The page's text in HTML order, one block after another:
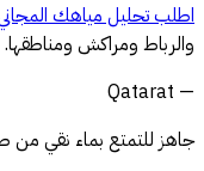
اطلب تحليل مياهك
والرباط ومراكش ومناطقها.
— Qatarat
جاهز للتمتع بماء نقي من